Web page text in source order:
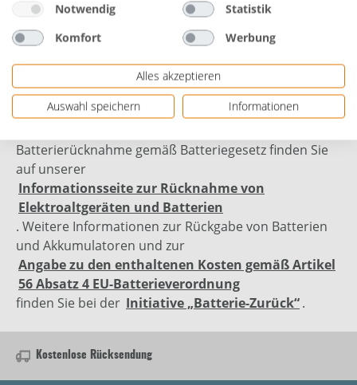
Genauere Informationen zur kostenlosen
Altgeräterücknahme gemäß Elektro- und
Batterierücknahme gemäß Batteriegesetz finden Sie
auf unserer
Informationsseite zur Rücknahme von
Elektroaltgeräten und Batterien
. Weitere Informationen zur Rückgabe von Batterien
und Akkumulatoren und zur
Angabe zu den enthaltenen Kosten gemäß Artikel
56 Absatz 4 EU-Batterieverordnung
finden Sie bei der Initiative „Batterie-Zurück“.
Kostenlose Rücksendung
Notwendig
Statistik
Komfort
Werbung
Alles akzeptieren
Auswahl speichern
Informationen